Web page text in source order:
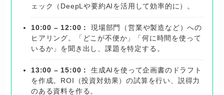
ェック（DeepLや要約AIを活用して効率的に）。
10:00 – 12:00：
現場部門（営業や製造など）への
ヒアリング。「どこが不便か」「何に時間を使って
いるか」を聞き出し、課題を特定する。
13:00 – 15:00：
生成AIを使って企画書のドラフト
を作成。ROI（投資対効果）の試算を行い、説得力
のある資料を作る。